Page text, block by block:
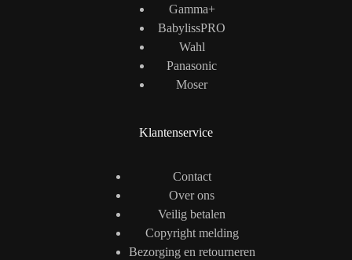
Gamma+
BabylissPRO
Wahl
Panasonic
Moser
Klantenservice
Contact
Over ons
Veilig betalen
Copyright melding
Bezorging en retourneren